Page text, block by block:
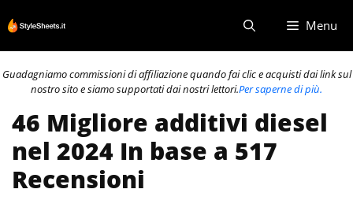
al
contenuto
Menu
Guadagniamo commissioni di affiliazione quando fai clic e acquisti dai link sul
nostro sito e siamo supportati dai nostri lettori.Per saperne di più.
46 Migliore additivi diesel
nel 2024 In base a 517
Recensioni